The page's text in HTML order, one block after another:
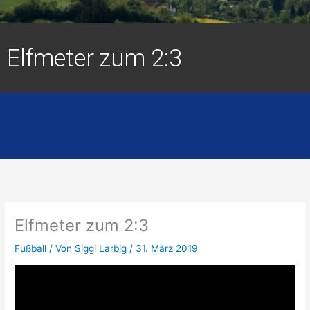
Elfmeter zum 2:3
Elfmeter zum 2:3
Fußball / Von Siggi Larbig/ 31. März 2019